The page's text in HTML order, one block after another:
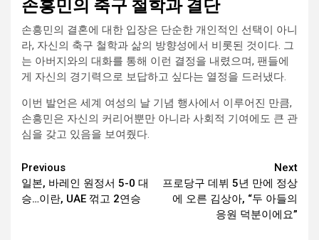
손흥민의 축구 철학과 결단
손흥민의 결혼에 대한 입장은 단순한 개인적인 선택이 아니
라, 자신의 축구 철학과 삶의 방향성에서 비롯된 것이다. 그
는 아버지와의 대화를 통해 이런 결정을 내렸으며, 팬들에
게 자신의 경기력으로 보답하고 싶다는 열정을 드러냈다.
이번 발언은 세계 여성의 날 기념 행사에서 이루어진 만큼,
손흥민은 자신의 커리어뿐만 아니라 사회적 기여에도 큰 관
심을 갖고 있음을 보여줬다.
Continue
Reading
Previous
일본, 바레인 원정서 5-0 대
승…이란, UAE 꺾고 2연승
Next
프로당구 데뷔 5년 만에 정상
에 오른 김상아, “두 아들의
응원 덕분이에요”